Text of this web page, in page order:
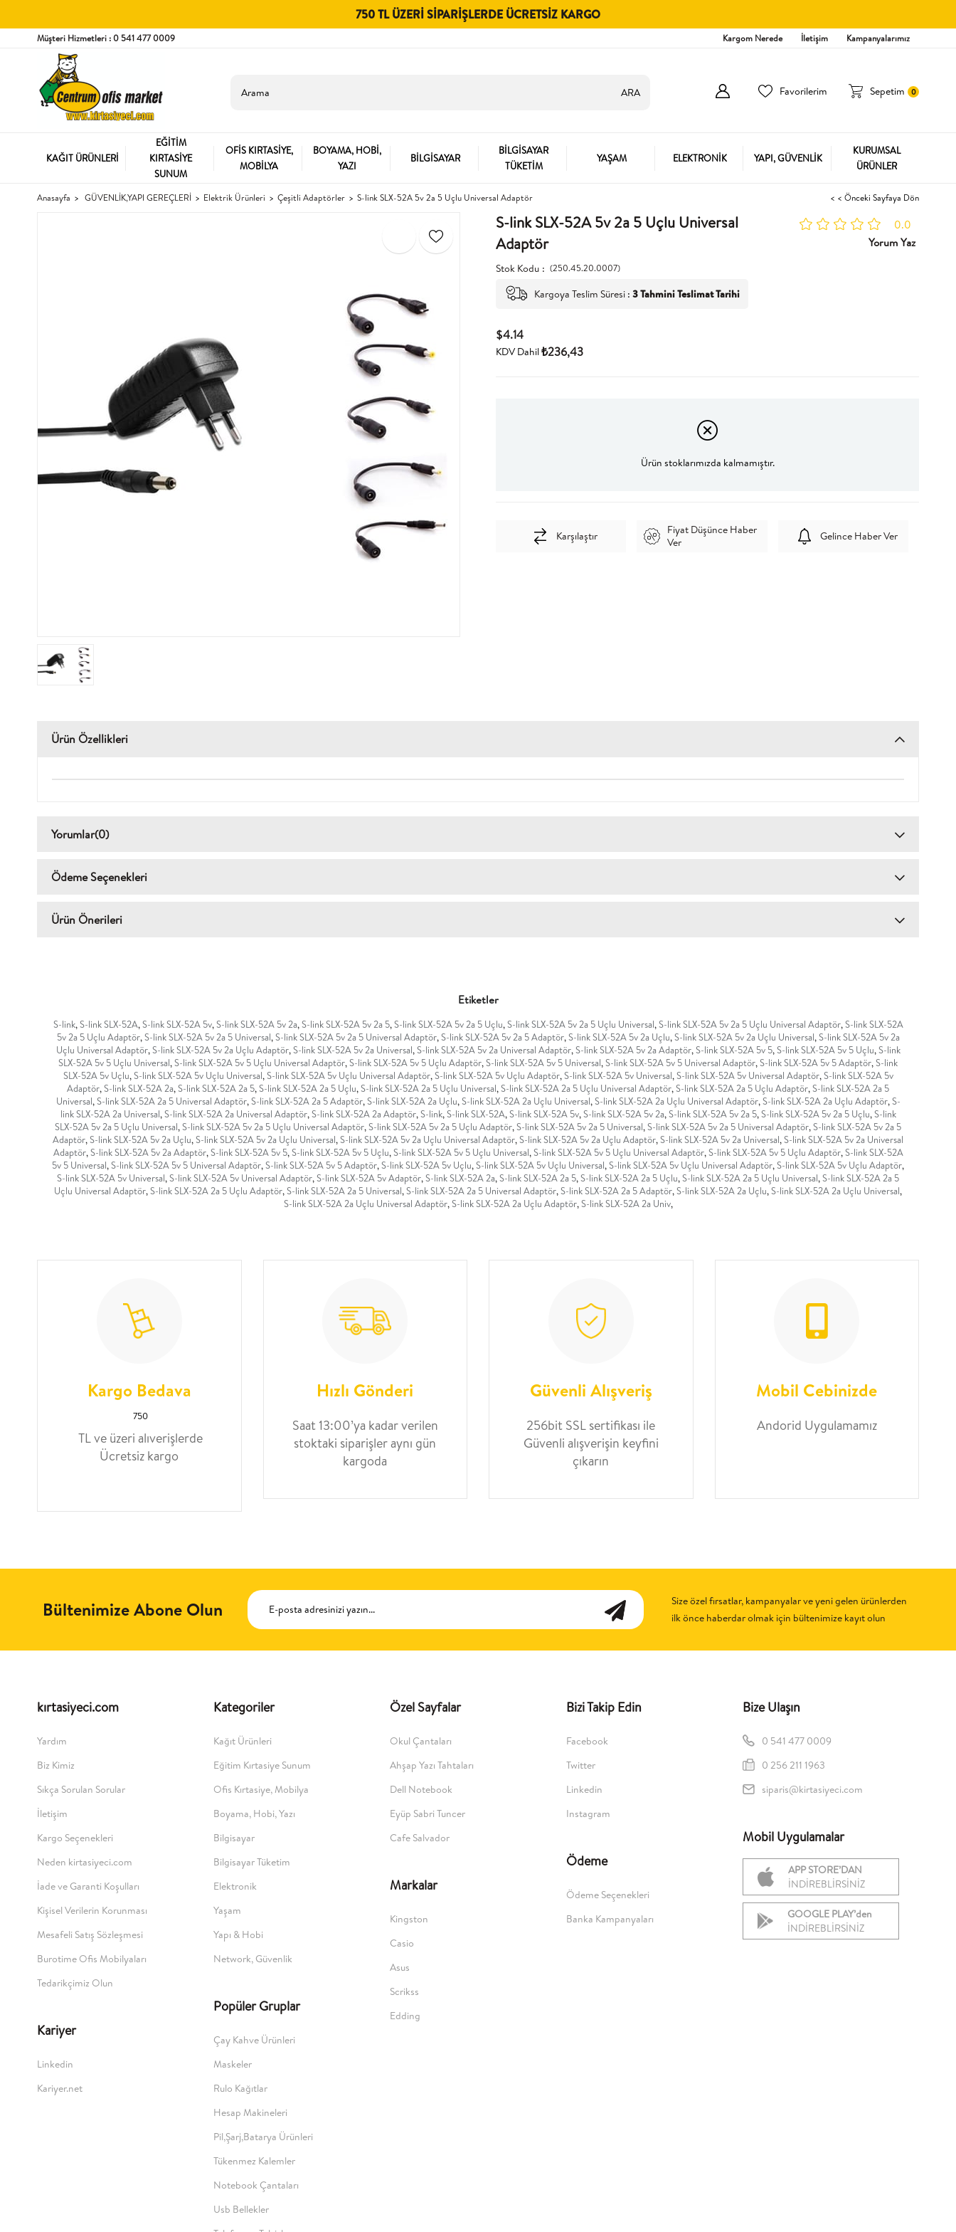
750 TL ÜZERI SIPARIŞLERDE ÜCRETSIZ KARGO
Müşteri Hizmetleri : 0 541 477 0009 Kargom Nerede İletişim Kampanyalarımız
Sepetim 0
Favorilerim
KAĞIT ÜRÜNLERİ
EĞİTİM
KIRTASİYE
SUNUM
OFİS KIRTASİYE,
MOBİLYA
BOYAMA, HOBİ,
YAZI
BİLGİSAYAR
BİLGİSAYAR
TÜKETİM
YAŞAM ELEKTRONİK YAPI, GÜVENLİK
KURUMSAL
ÜRÜNLER
Anasayfa GÜVENLİK,YAPI GEREÇLERİ Elektrik Ürünleri Çeşitli Adaptörler S-link SLX-52A 5v 2a 5 Uçlu Universal Adaptör < < Önceki Sayfaya Dön
S-link SLX-52A 5v 2a 5 Uçlu Universal
Adaptör
0.0
Yorum Yaz
Stok Kodu (250.45.20.0007)
Kargoya Teslim Süresi : 3 Tahmini Teslimat Tarihi
$4.14
KDV Dahil₺236,43
Ürün stoklarımızda kalmamıştır.
Karşılaştır
Fiyat Düşünce Haber
Ver
Gelince Haber Ver
Ürün Özellikleri
Yorumlar(0)
Ödeme Seçenekleri
Ürün Önerileri
Etiketler
S-link,S-link SLX-52A,S-link SLX-52A 5v,S-link SLX-52A 5v 2a,S-link SLX-52A 5v 2a 5,S-link SLX-52A 5v 2a 5 Uçlu,S-link SLX-52A 5v 2a 5 Uçlu Universal,S-link SLX-52A 5v 2a 5 Uçlu Universal Adaptör,S-link SLX-52A
5v 2a 5 Uçlu Adaptör,S-link SLX-52A 5v 2a 5 Universal,S-link SLX-52A 5v 2a 5 Universal Adaptör,S-link SLX-52A 5v 2a 5 Adaptör,S-link SLX-52A 5v 2a Uçlu,S-link SLX-52A 5v 2a Uçlu Universal,S-link SLX-52A 5v 2a
Uçlu Universal Adaptör,S-link SLX-52A 5v 2a Uçlu Adaptör,S-link SLX-52A 5v 2a Universal,S-link SLX-52A 5v 2a Universal Adaptör,S-link SLX-52A 5v 2a Adaptör,S-link SLX-52A 5v 5,S-link SLX-52A 5v 5 Uçlu,S-link
SLX-52A 5v 5 Uçlu Universal,S-link SLX-52A 5v 5 Uçlu Universal Adaptör,S-link SLX-52A 5v 5 Uçlu Adaptör,S-link SLX-52A 5v 5 Universal,S-link SLX-52A 5v 5 Universal Adaptör,S-link SLX-52A 5v 5 Adaptör,S-link
SLX-52A 5v Uçlu,S-link SLX-52A 5v Uçlu Universal,S-link SLX-52A 5v Uçlu Universal Adaptör,S-link SLX-52A 5v Uçlu Adaptör,S-link SLX-52A 5v Universal,S-link SLX-52A 5v Universal Adaptör,S-link SLX-52A 5v
Adaptör,S-link SLX-52A 2a,S-link SLX-52A 2a 5,S-link SLX-52A 2a 5 Uçlu,S-link SLX-52A 2a 5 Uçlu Universal,S-link SLX-52A 2a 5 Uçlu Universal Adaptör,S-link SLX-52A 2a 5 Uçlu Adaptör,S-link SLX-52A 2a 5
Universal,S-link SLX-52A 2a 5 Universal Adaptör,S-link SLX-52A 2a 5 Adaptör,S-link SLX-52A 2a Uçlu,S-link SLX-52A 2a Uçlu Universal,S-link SLX-52A 2a Uçlu Universal Adaptör,S-link SLX-52A 2a Uçlu Adaptör,S-
link SLX-52A 2a Universal,S-link SLX-52A 2a Universal Adaptör,S-link SLX-52A 2a Adaptör,S-link,S-link SLX-52A,S-link SLX-52A 5v,S-link SLX-52A 5v 2a,S-link SLX-52A 5v 2a 5,S-link SLX-52A 5v 2a 5 Uçlu,S-link
SLX-52A 5v 2a 5 Uçlu Universal,S-link SLX-52A 5v 2a 5 Uçlu Universal Adaptör,S-link SLX-52A 5v 2a 5 Uçlu Adaptör,S-link SLX-52A 5v 2a 5 Universal,S-link SLX-52A 5v 2a 5 Universal Adaptör,S-link SLX-52A 5v 2a 5
Adaptör,S-link SLX-52A 5v 2a Uçlu,S-link SLX-52A 5v 2a Uçlu Universal,S-link SLX-52A 5v 2a Uçlu Universal Adaptör,S-link SLX-52A 5v 2a Uçlu Adaptör,S-link SLX-52A 5v 2a Universal,S-link SLX-52A 5v 2a Universal
Adaptör,S-link SLX-52A 5v 2a Adaptör,S-link SLX-52A 5v 5,S-link SLX-52A 5v 5 Uçlu,S-link SLX-52A 5v 5 Uçlu Universal,S-link SLX-52A 5v 5 Uçlu Universal Adaptör,S-link SLX-52A 5v 5 Uçlu Adaptör,S-link SLX-52A
5v 5 Universal,S-link SLX-52A 5v 5 Universal Adaptör,S-link SLX-52A 5v 5 Adaptör,S-link SLX-52A 5v Uçlu,S-link SLX-52A 5v Uçlu Universal,S-link SLX-52A 5v Uçlu Universal Adaptör,S-link SLX-52A 5v Uçlu Adaptör,
S-link SLX-52A 5v Universal,S-link SLX-52A 5v Universal Adaptör,S-link SLX-52A 5v Adaptör,S-link SLX-52A 2a,S-link SLX-52A 2a 5,S-link SLX-52A 2a 5 Uçlu,S-link SLX-52A 2a 5 Uçlu Universal,S-link SLX-52A 2a 5
Uçlu Universal Adaptör,S-link SLX-52A 2a 5 Uçlu Adaptör,S-link SLX-52A 2a 5 Universal,S-link SLX-52A 2a 5 Universal Adaptör,S-link SLX-52A 2a 5 Adaptör,S-link SLX-52A 2a Uçlu,S-link SLX-52A 2a Uçlu Universal,
S-link SLX-52A 2a Uçlu Universal Adaptör,S-link SLX-52A 2a Uçlu Adaptör,S-link SLX-52A 2a Univ,
Kargo Bedava
750
TL ve üzeri alıverişlerde
Ücretsiz kargo
Hızlı Gönderi
Saat 13:00’ya kadar verilen
stoktaki siparişler aynı gün
kargoda
Güvenli Alışveriş
256bit SSL sertifikası ile
Güvenli alışverişin keyfini
çıkarın
Mobil Cebinizde
Andorid Uygulamamız
Bültenimize Abone Olun
Size özel fırsatlar, kampanyalar ve yeni gelen ürünlerden
ilk önce haberdar olmak için bültenimize kayıt olun
kırtasiyeci.com
Yardım
Biz Kimiz
Sıkça Sorulan Sorular
İletişim
Kargo Seçenekleri
Neden kirtasiyeci.com
İade ve Garanti Koşulları
Kişisel Verilerin Korunması
Mesafeli Satış Sözleşmesi
Burotime Ofis Mobilyaları
Tedarikçimiz Olun
Kariyer
Linkedin
Kariyer.net
Kategoriler
Kağıt Ürünleri
Eğitim Kırtasiye Sunum
Ofis Kırtasiye, Mobilya
Boyama, Hobi, Yazı
Bilgisayar
Bilgisayar Tüketim
Elektronik
Yaşam
Yapı & Hobi
Network, Güvenlik
Popüler Gruplar
Çay Kahve Ürünleri
Maskeler
Rulo Kağıtlar
Hesap Makineleri
Pil,Şarj,Batarya Ürünleri
Tükenmez Kalemler
Notebook Çantaları
Usb Bellekler
Özel Sayfalar
Okul Çantaları
Ahşap Yazı Tahtaları
Dell Notebook
Eyüp Sabri Tuncer
Cafe Salvador
Markalar
Kingston
Casio
Asus
Scrikss
Edding
Bizi Takip Edin
Facebook
Twitter
Linkedin
Instagram
Ödeme
Ödeme Seçenekleri
Banka Kampanyaları
Bize Ulaşın
0 541 477 0009
0 256 211 1963
siparis@kirtasiyeci.com
Mobil Uygulamalar
APP STORE’DAN
İNDİREBLİRSİNİZ
GOOGLE PLAY’den
İNDİREBLİRSİNİZ